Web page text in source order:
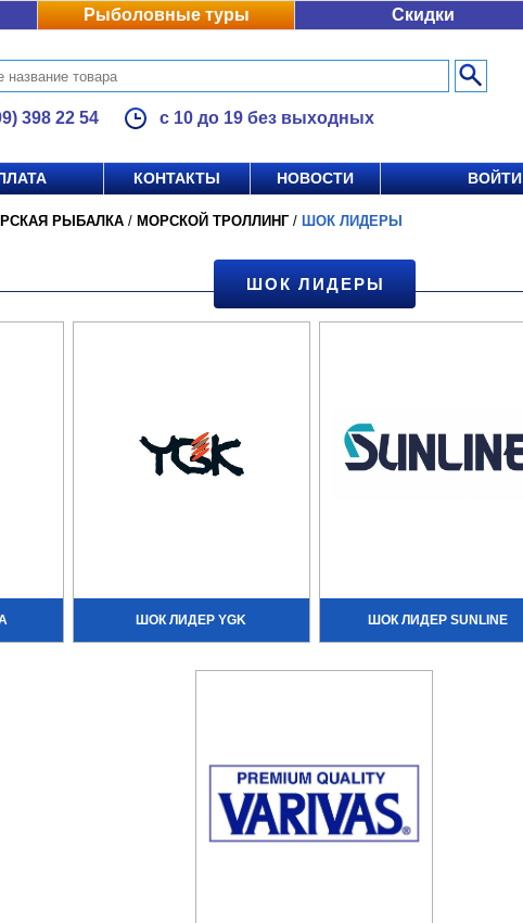
Рыболовные туры Скидки
398 22 54 с 10 до 19 без выходных
КОНТАКТЫ НОВОСТИ ВОЙТИ
РЫБАЛКА / МОРСКОЙ ТРОЛЛИНГ/ ШОК ЛИДЕРЫ
ШОК ЛИДЕРЫ
ШОК ЛИДЕР YGK ШОК ЛИДЕР SUNLINE